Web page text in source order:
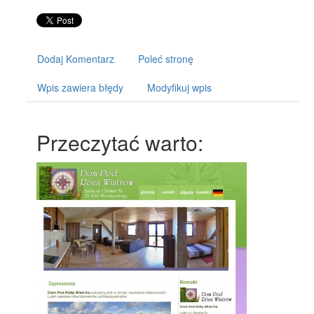
Dodaj Komentarz Poleć stronę
Wpis zawiera błędy Modyfikuj wpis
Przeczytać warto: